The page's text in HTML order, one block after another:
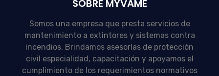
SOBRE MYVAME
Somos una empresa que presta servicios de
mantenimiento a extintores y sistemas contra
incendios. Brindamos asesorías de protección
civil especialidad, capacitación y apoyamos el
cumplimiento de los requerimientos normativos